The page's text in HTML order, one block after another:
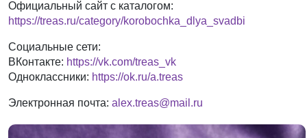
Официальный сайт с каталогом:
https://treas.ru/category/korobochka_dlya_svadbi
Социальные сети:
ВКонтакте: https://vk.com/treas_vk
Одноклассники: https://ok.ru/a.treas
Электронная почта: alex.treas@mail.ru